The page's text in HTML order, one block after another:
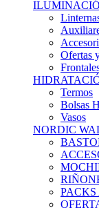
Ofertas
Termos
Bolsas
Vasos
NORDIC
PACKS